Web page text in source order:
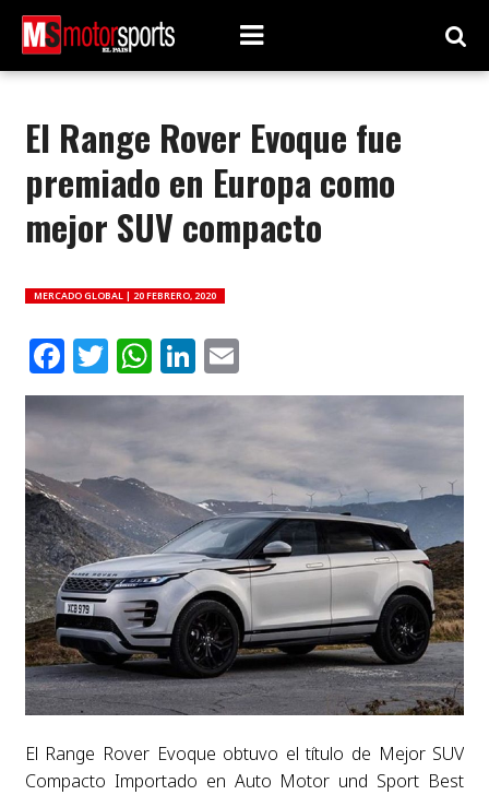
El Range Rover Evoque fue
premiado en Europa como
mejor SUV compacto
MERCADO GLOBAL | 20 FEBRERO, 2020
Facebook
Twitter
WhatsApp
LinkedIn
Email
El Range Rover Evoque obtuvo el título de Mejor SUV
Compacto Importado en Auto Motor und Sport Best